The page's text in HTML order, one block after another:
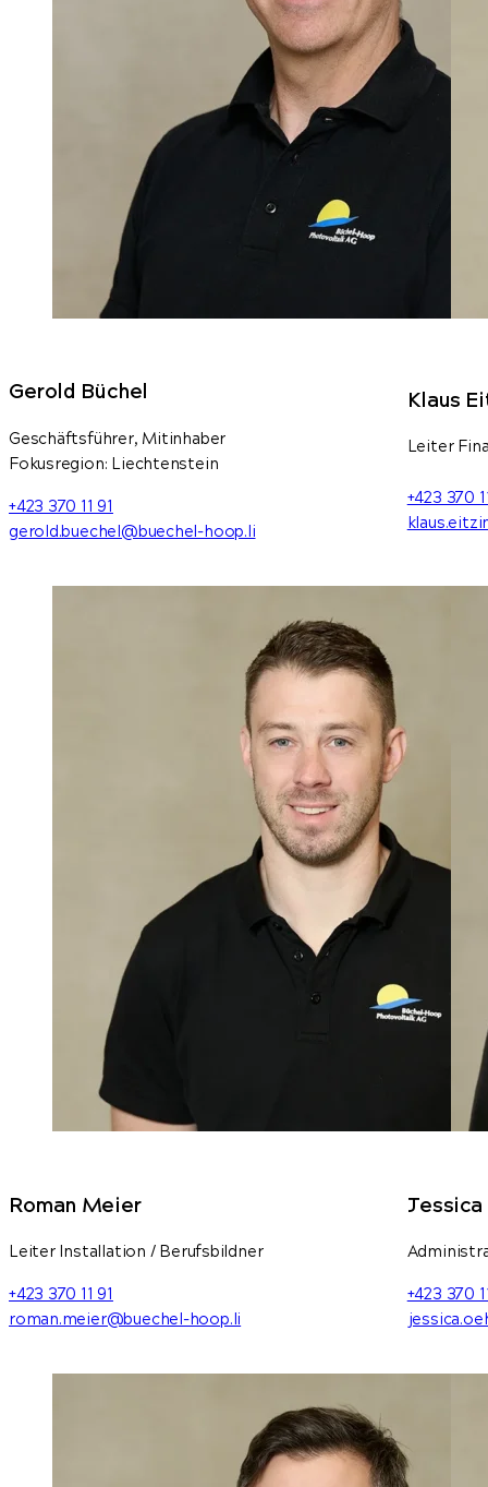
Gerold Büchel
Geschäftsführer, Mitinhaber
Fokusregion: Liechtenstein
+423 370 11 91
gerold.buechel@buechel-hoop.li
Klaus
Leiter
+423 370
Roman Meier
Leiter Installation / Berufsbildner
+423 370 11 91
roman.meier@buechel-hoop.li
+423 370